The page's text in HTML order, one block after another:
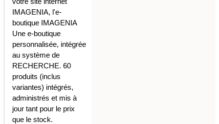
IMAGENIA, l'e-
boutique IMAGENIA
Une e-boutique
personnalisée, intégrée
au système de
RECHERCHE. 60
produits (inclus
variantes) intégrés,
administrés et mis à
jour tant pour le prix
que le stock.